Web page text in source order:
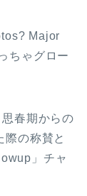
Major
ちゃグロー
思春期からの
際の称賛と
」チャ